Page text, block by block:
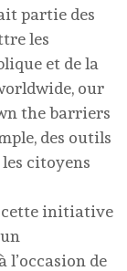
partie des
les
et de la
our
the barriers
des outils
citoyens
cette initiative
l’occasion de